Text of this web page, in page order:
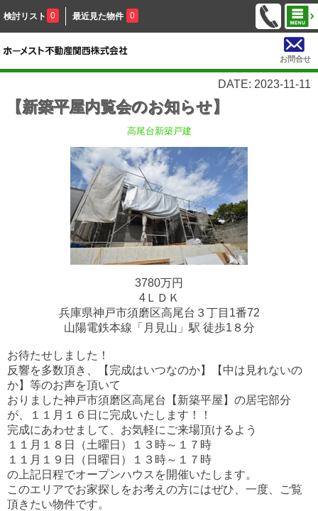
検討リスト 0 最近見た物件 0
お問合せ
DATE: 2023-11-11
【新築平屋内覧会のお知らせ】
高尾台新築戸建
3780万円
4ＬＤＫ
兵庫県神戸市須磨区高尾台３丁目1番72
山陽電鉄本線「月見山」駅 徒歩1８分
お待たせしました！
反響を多数頂き、【完成はいつなのか】【中は見れないの
か】等のお声を頂いて
おりました神戸市須磨区高尾台【新築平屋】の居宅部分
が、１１月１６日に完成いたします！！
完成にあわせまして、お気軽にご来場頂けるよう
１１月１８日（土曜日）１３時～１７時
１１月１９日（日曜日）１３時～１７時
の上記日程でオープンハウスを開催いたします。
このエリアでお家探しをお考えの方にはぜひ、一度、ご覧
頂きたい物件です。